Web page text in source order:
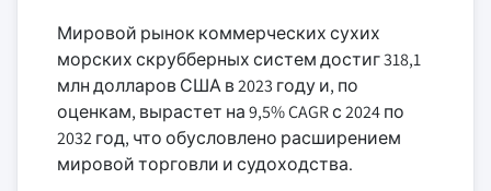
Мировой рынок коммерческих сухих
морских скрубберных систем достиг 318,1
млн долларов США в 2023 году и, по
оценкам, вырастет на 9,5% CAGR с 2024 по
2032 год, что обусловлено расширением
мировой торговли и судоходства.